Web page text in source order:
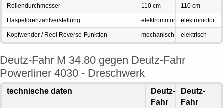
Rollendurchmesser 110 cm 110 cm
Haspeldrehzahlverstellung elektromotor elektromotor
Kopfwender / Reel Reverse-Funktion mechanisch elektrisch
Deutz-Fahr M 34.80 gegen Deutz-Fahr
Powerliner 4030 - Dreschwerk
technische daten
Deutz-
Fahr
Deutz-
Fahr